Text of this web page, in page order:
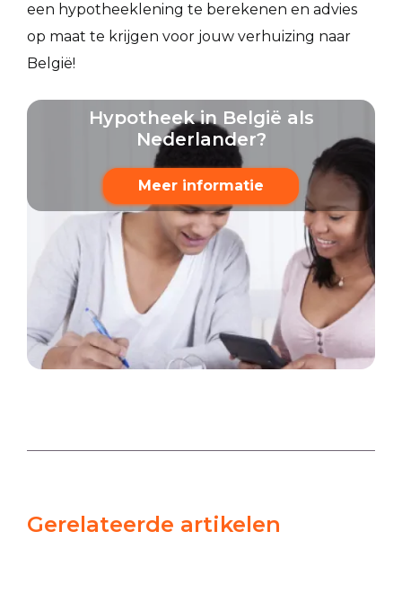
een hypotheeklening te berekenen en advies
op maat te krijgen voor jouw verhuizing naar
België!
Hypotheek in België als
Nederlander?
Meer informatie
Gerelateerde artikelen